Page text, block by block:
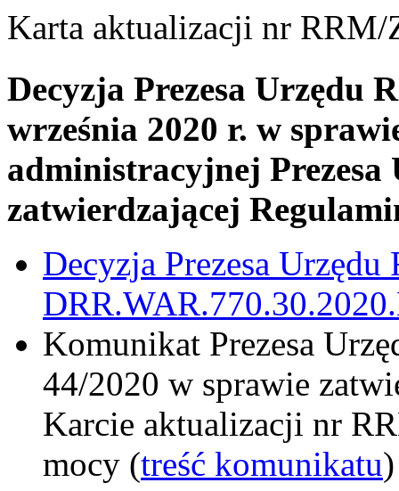
Karta aktualizacji nr RRM/
Decyzja Prezesa Urzędu
września 2020 r. w
administracyjnej Prezesa
zatwierdzającej
Decyzja Prezesa
Komunikat Prezesa
44/2020 w sprawie
Karcie aktualizacji nr
mocy (treść komunikatu)